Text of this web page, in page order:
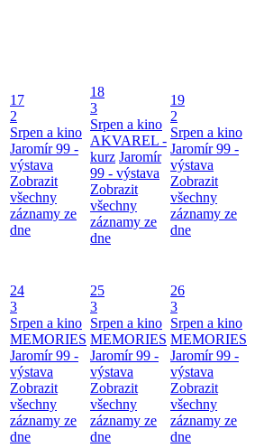
17
2
Srpen a kino
Jaromír 99 -
výstava
Zobrazit
všechny
záznamy ze
dne
18
3
Srpen a kino
AKVAREL -
kurz Jaromír
99 - výstava
Zobrazit
všechny
záznamy ze
dne
19
2
Srpen a kino
Jaromír 99 -
výstava
Zobrazit
všechny
záznamy ze
dne
24
3
Srpen a kino
MEMORIES
Jaromír 99 -
výstava
Zobrazit
všechny
záznamy ze
dne
25
3
Srpen a kino
MEMORIES
Jaromír 99 -
výstava
Zobrazit
všechny
záznamy ze
dne
26
3
Srpen a kino
MEMORIES
Jaromír 99 -
výstava
Zobrazit
všechny
záznamy ze
dne